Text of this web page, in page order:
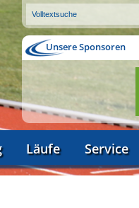
Unsere Sponsoren
Läufe Service